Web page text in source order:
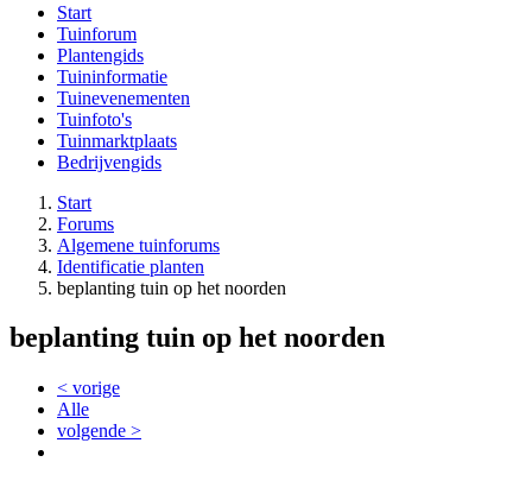
Start
Tuinforum
Plantengids
Tuininformatie
Tuinevenementen
Tuinfoto's
Tuinmarktplaats
Bedrijvengids
Start
Forums
Algemene tuinforums
Identificatie planten
beplanting tuin op het noorden
beplanting tuin op het noorden
< vorige
Alle
volgende >